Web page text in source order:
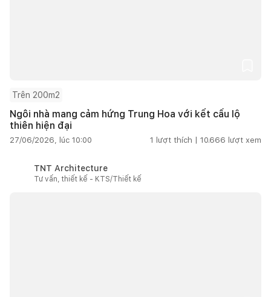
Trên 200m2
Ngôi nhà mang cảm hứng Trung Hoa với kết cấu lộ
thiên hiện đại
27/06/2026, lúc 10:00 1 lượt thích | 10.666 lượt xem
TNT Architecture
Tư vấn, thiết kế - KTS/Thiết kế